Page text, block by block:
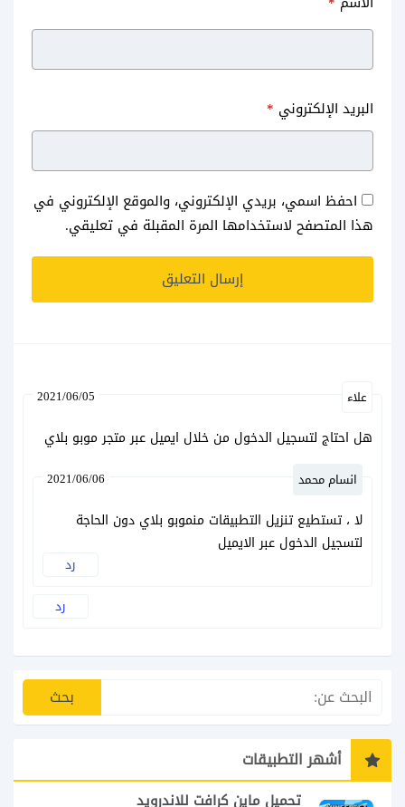
البريد الإلكتروني *
احفظ اسمي، بريدي الإلكتروني، والموقع الإلكتروني في
هذا المتصفح لاستخدامها المرة المقبلة في تعليقي.
علاء 2021/06/05
هل احتاج لتسجيل الدخول من خلال ايميل عبر متجر موبو بلاي
رد
انسام محمد 2021/06/06
لا ، تستطيع تنزيل التطبيقات منموبو بلاي دون الحاجة
لتسجيل الدخول عبر الايميل
رد
أشهر التطبيقات
تحميل ماين كرافت للاندرويد